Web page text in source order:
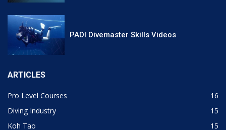
PADI Divemaster Skills Videos
ARTICLES
Pro Level Courses
16
Diving Industry
15
Koh Tao
15